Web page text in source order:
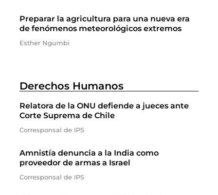
Preparar la agricultura para una nueva era
de fenómenos meteorológicos extremos
Esther Ngumbi
Derechos Humanos
Relatora de la ONU defiende a jueces ante
Corte Suprema de Chile
Corresponsal de IPS
Amnistía denuncia a la India como
proveedor de armas a Israel
Corresponsal de IPS